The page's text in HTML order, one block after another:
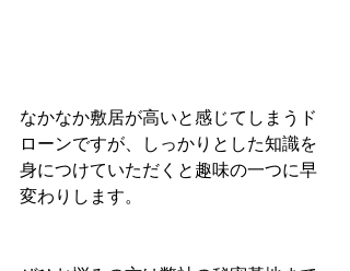
なかなか敷居が高いと感じてしまうド
ローンですが、しっかりとした知識を
身につけていただくと趣味の一つに早
変わりします。